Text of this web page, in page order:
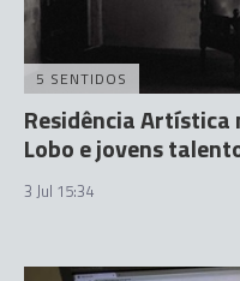
5 SENTIDOS
Residência
Lobo e jovens
3 Jul 15:34